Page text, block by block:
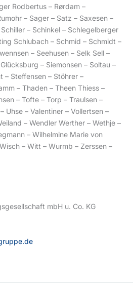
Rodbertus – Rørdam –
– Sager – Satz – Saxesen –
– Schinkel – Schlegelberger
Schlubach – Schmid – Schmidt –
– Seehusen – Selk Sell –
– Siemonsen – Soltau –
– Steffensen – Stöhrer –
– Thaden – Theen Thiess –
– Tofte – Torp – Traulsen –
Uhse – Valentiner – Vollertsen –
– Wendler Werther – Wethje –
– Wilhelmine Marie von
– Witt – Wurmb – Zerssen –
mbH u. Co. KG